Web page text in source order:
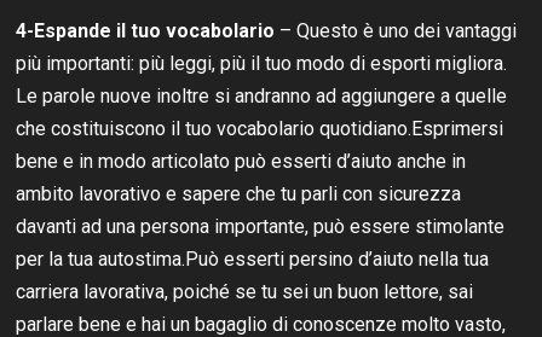
4-Espande il tuo vocabolario – Questo è uno dei vantaggi
più importanti: più leggi, più il tuo modo di esporti migliora.
Le parole nuove inoltre si andranno ad aggiungere a quelle
che costituiscono il tuo vocabolario quotidiano.Esprimersi
bene e in modo articolato può esserti d’aiuto anche in
ambito lavorativo e sapere che tu parli con sicurezza
davanti ad una persona importante, può essere stimolante
per la tua autostima.Può esserti persino d’aiuto nella tua
carriera lavorativa, poiché se tu sei un buon lettore, sai
parlare bene e hai un bagaglio di conoscenze molto vasto,